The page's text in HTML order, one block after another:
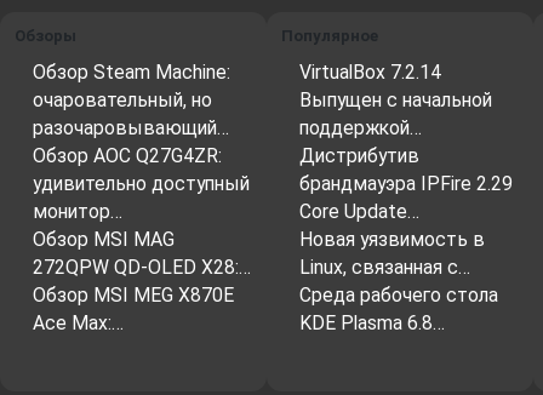
Обзоры
Обзор Steam Machine:
очаровательный, но
разочаровывающий…
Обзор AOC Q27G4ZR:
удивительно доступный
монитор…
Обзор MSI MAG
272QPW QD-OLED X28:…
Обзор MSI MEG X870E
Ace Max:…
Популярное
VirtualBox 7.2.14
Выпущен с начальной
поддержкой…
Дистрибутив
брандмауэра IPFire 2.29
Core Update…
Новая уязвимость в
Linux, связанная с…
Среда рабочего стола
KDE Plasma 6.8…